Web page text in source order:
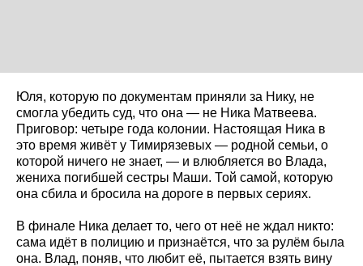
Юля, которую по документам приняли за Нику, не
смогла убедить суд, что она — не Ника Матвеева.
Приговор: четыре года колонии. Настоящая Ника в
это время живёт у Тимирязевых — родной семьи, о
которой ничего не знает, — и влюбляется во Влада,
жениха погибшей сестры Маши. Той самой, которую
она сбила и бросила на дороге в первых сериях.
В финале Ника делает то, чего от неё не ждал никто:
сама идёт в полицию и признаётся, что за рулём была
она. Влад, поняв, что любит её, пытается взять вину